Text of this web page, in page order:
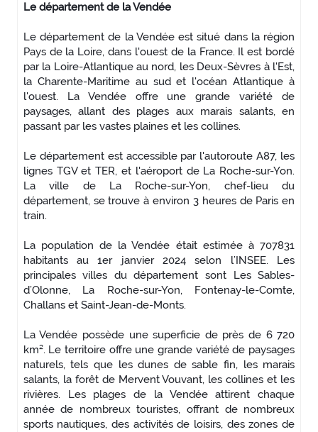
Le département de la Vendée
Le département de la Vendée est situé dans la région
Pays de la Loire, dans l'ouest de la France. Il est bordé
par la Loire-Atlantique au nord, les Deux-Sèvres à l'Est,
la Charente-Maritime au sud et l'océan Atlantique à
l'ouest. La Vendée offre une grande variété de
paysages, allant des plages aux marais salants, en
passant par les vastes plaines et les collines.
Le département est accessible par l'autoroute A87, les
lignes TGV et TER, et l'aéroport de La Roche-sur-Yon.
La ville de La Roche-sur-Yon, chef-lieu du
département, se trouve à environ 3 heures de Paris en
train.
La population de la Vendée était estimée à 707831
habitants au 1er janvier 2024 selon l’INSEE. Les
principales villes du département sont Les Sables-
d’Olonne, La Roche-sur-Yon, Fontenay-le-Comte,
Challans et Saint-Jean-de-Monts.
La Vendée possède une superficie de près de 6 720
km². Le territoire offre une grande variété de paysages
naturels, tels que les dunes de sable fin, les marais
salants, la forêt de Mervent Vouvant, les collines et les
rivières. Les plages de la Vendée attirent chaque
année de nombreux touristes, offrant de nombreux
sports nautiques, des activités de loisirs, des zones de